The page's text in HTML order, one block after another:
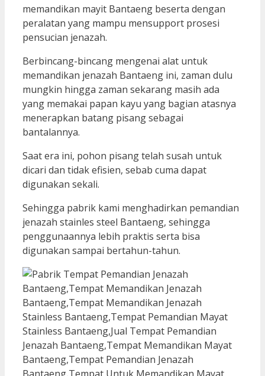
memandikan mayit Bantaeng beserta dengan
peralatan yang mampu mensupport prosesi
pensucian jenazah.
Berbincang-bincang mengenai alat untuk
memandikan jenazah Bantaeng ini, zaman dulu
mungkin hingga zaman sekarang masih ada
yang memakai papan kayu yang bagian atasnya
menerapkan batang pisang sebagai
bantalannya.
Saat era ini, pohon pisang telah susah untuk
dicari dan tidak efisien, sebab cuma dapat
digunakan sekali.
Sehingga pabrik kami menghadirkan pemandian
jenazah stainles steel Bantaeng, sehingga
penggunaannya lebih praktis serta bisa
digunakan sampai bertahun-tahun.